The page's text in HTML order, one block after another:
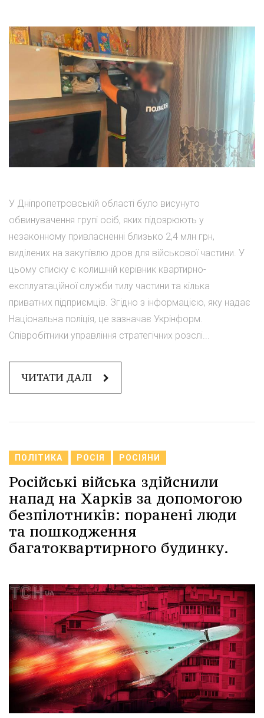
У Дніпропетровській області було висунуто
обвинувачення групі осіб, яких підозрюють у
незаконному привласненні близько 2,4 млн грн,
виділених на закупівлю дров для військової частини. У
цьому списку є колишній керівник квартирно-
експлуатаційної служби тилу частини та кілька
приватних підприємців. Згідно з інформацією, яку надає
Національна поліція, це зазначає Укрінформ.
Співробітники управління стратегічних розслі...
ЧИТАТИ ДАЛІ
ПОЛІТИКА РОСІЯ РОСІЯНИ
Російські війська здійснили
напад на Харків за допомогою
безпілотників: поранені люди
та пошкодження
багатоквартирного будинку.